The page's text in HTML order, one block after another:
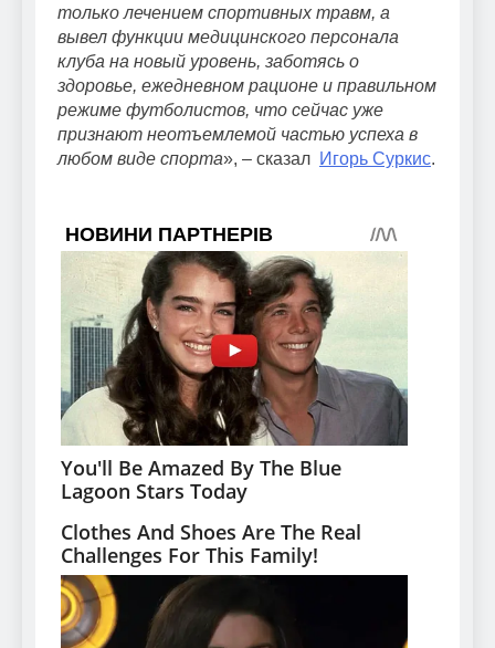
только лечением спортивных травм, а
вывел функции медицинского персонала
клуба на новый уровень, заботясь о
здоровье, ежедневном рационе и правильном
режиме футболистов, что сейчас уже
признают неотъемлемой частью успеха в
любом виде спорта», – сказал Игорь Суркис.